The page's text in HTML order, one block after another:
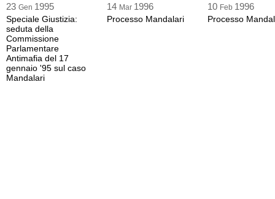
23 Gen 1995
Speciale Giustizia:
seduta della
Commissione
Parlamentare
Antimafia del 17
gennaio '95 sul caso
Mandalari
14 Mar 1996
Processo Mandalari
10 Feb 1996
Processo